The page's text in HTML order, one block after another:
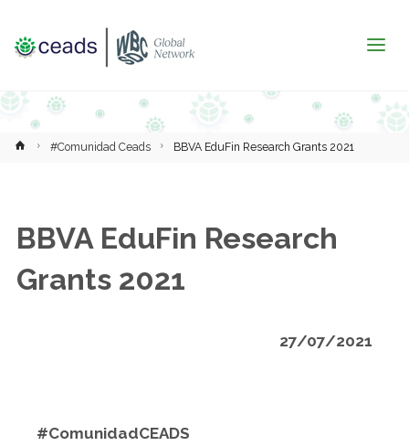
Inicio#Comunidad Ceads BBVA EduFin Research Grants 2021
BBVA EduFin Research
Grants 2021
27/07/2021
#ComunidadCEADS